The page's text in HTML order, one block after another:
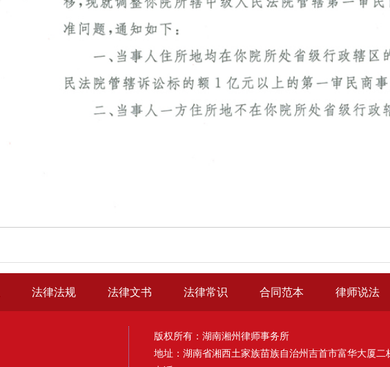
法律法规 法律文书 法律常识 合同范本 律师说法
版权所有：湖南湘州律师事务所
地址：湖南省湘西土家族苗族自治州吉首市富华大厦二